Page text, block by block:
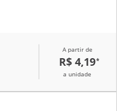
A partir de
R$ 4,19*
a unidade